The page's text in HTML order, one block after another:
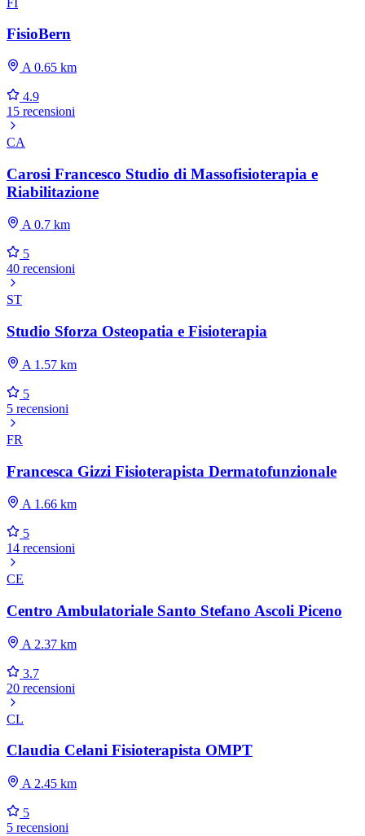
FisioBern
A 0.65 km
4.9
15 recensioni
CA
Carosi Francesco Studio di Massofisioterapia e
Riabilitazione
A 0.7 km
5
40 recensioni
ST
Studio Sforza Osteopatia e Fisioterapia
A 1.57 km
5
5 recensioni
FR
Francesca Gizzi Fisioterapista Dermatofunzionale
A 1.66 km
5
14 recensioni
CE
Centro Ambulatoriale Santo Stefano Ascoli Piceno
A 2.37 km
3.7
20 recensioni
CL
Claudia Celani Fisioterapista OMPT
A 2.45 km
5
5 recensioni